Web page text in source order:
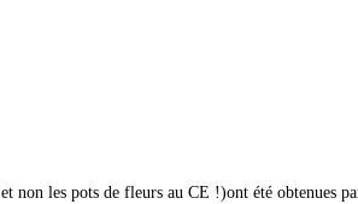
non les pots de fleurs au CE !)ont été obtenues